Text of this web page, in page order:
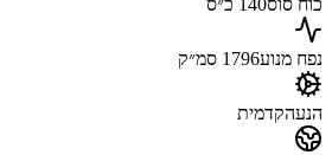
נפח מנוע1796 סמ״ק
הנעהקדמית